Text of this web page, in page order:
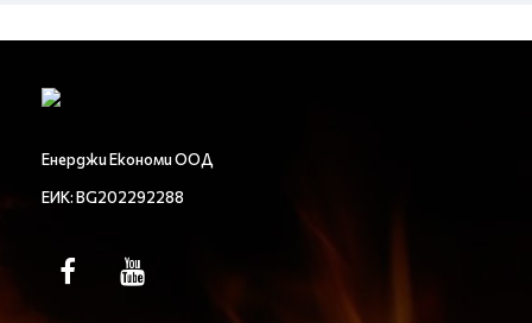
Енерджи Економи ООД
ЕИК: BG202292288